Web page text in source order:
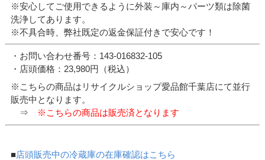
※安心してご使用できるように外装～庫内～パーツ類は除菌
洗浄してあります。
※不具合時、弊社既定の返金保証付きで安心です！
・お問い合わせ番号：143-016832-105
・店頭価格：23,980円（税込）
※こちらの商品はリサイクルショップ愛品館千葉店にて並行
販売中となります。
⇒
※こちらの商品は販売済となります
■店頭販売中の冷蔵庫の在庫確認はこちら